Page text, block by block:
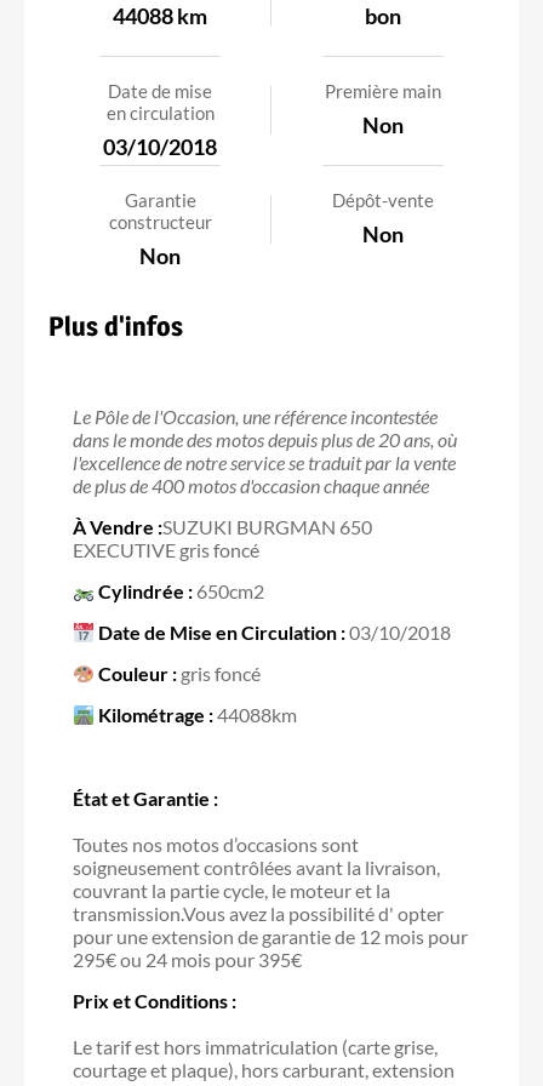
44088 km bon
Date de mise
en circulation
03/10/2018
Première main
Non
Garantie
constructeur
Non
Dépôt-vente
Non
Plus d'infos
Le Pôle de l'Occasion, une référence incontestée
dans le monde des motos depuis plus de 20 ans, où
l'excellence de notre service se traduit par la vente
de plus de 400 motos d'occasion chaque année
À Vendre :SUZUKI BURGMAN 650
EXECUTIVE gris foncé
Cylindrée : 650cm2
Date de Mise en Circulation :03/10/2018
Couleur : gris foncé
Kilométrage :44088km
État et Garantie :
Toutes nos motos d’occasions sont
soigneusement contrôlées avant la livraison,
couvrant la partie cycle, le moteur et la
transmission.Vous avez la possibilité d' opter
pour une extension de garantie de 12 mois pour
295€ ou 24 mois pour 395€
Prix et Conditions :
Le tarif est hors immatriculation (carte grise,
courtage et plaque), hors carburant, extension